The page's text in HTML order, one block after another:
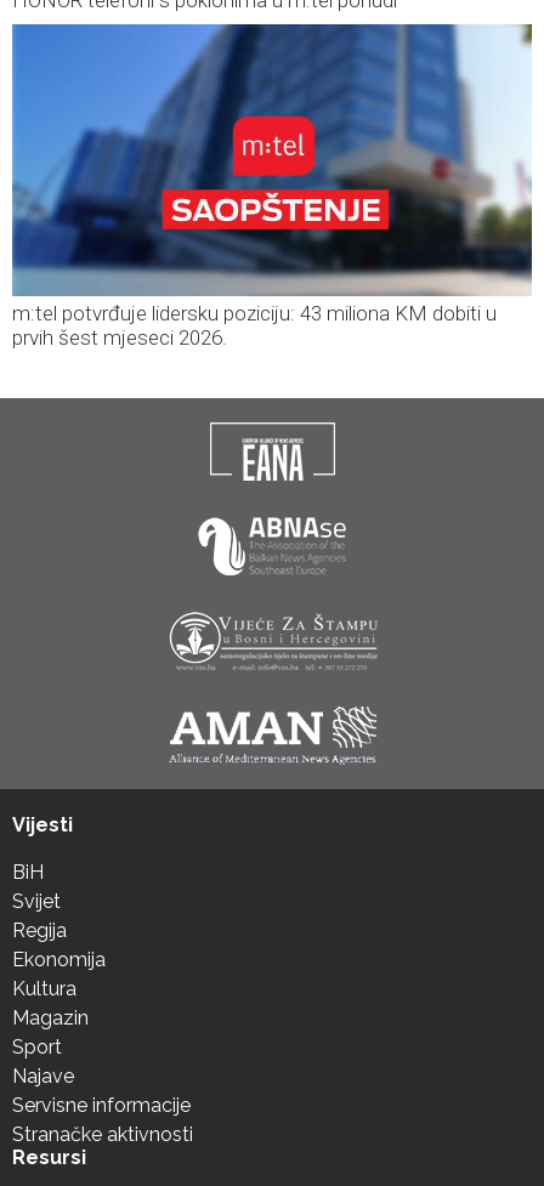
m:tel potvrđuje lidersku poziciju: 43 miliona KM dobiti u
prvih šest mjeseci 2026.
Vijesti
BiH
Svijet
Regija
Ekonomija
Kultura
Magazin
Sport
Najave
Servisne informacije
Stranačke aktivnosti
Resursi